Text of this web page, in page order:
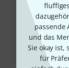
passende
und das
Sie okay ist,
für